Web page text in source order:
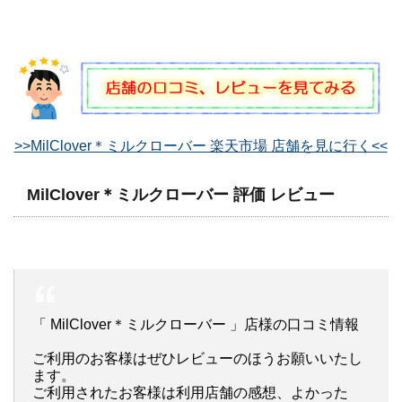
>>MilClover＊ミルクローバー 楽天市場 店舗を見に行く<<
MilClover＊ミルクローバー 評価 レビュー
「 MilClover＊ミルクローバー 」店様の口コミ情報
ご利用のお客様はぜひレビューのほうお願いいたし
ます。
ご利用されたお客様は利用店舗の感想、よかった